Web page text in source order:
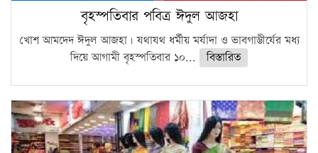
বৃহস্পতিবার পবিত্র ঈদুল আজহা
খোশ আমদেদ ঈদুল আজহা। যথাযথ ধর্মীয় মর্যাদা ও ভাবগাম্ভীর্যের মধ্য
দিয়ে আগামী বৃহস্পতিবার ১০...
বিস্তারিত